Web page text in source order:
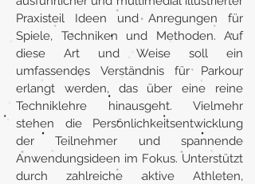
Praxisteil Ideen und Anregungen für
Spiele, Techniken und Methoden. Auf
diese Art und Weise soll ein
umfassendes Verständnis für Parkour
erlangt werden, das über eine reine
Techniklehre hinausgeht. Vielmehr
stehen die Persönlichkeitsentwicklung
der Teilnehmer und spannende
Anwendungsideen im Fokus. Unterstützt
durch zahlreiche aktive Athleten,